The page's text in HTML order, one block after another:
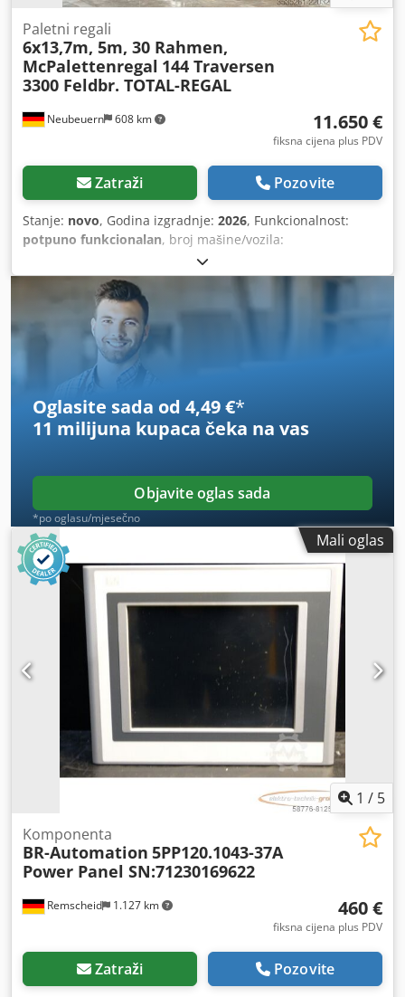
Neubeuern 608 km
Paletni regali
6x13,7m, 5m, 30 Rahmen,
McPalettenregal 144 Traversen
3300 Feldbr. TOTAL-REGAL
11.650 €
fiksna cijena plus PDV
Zatraži Pozovite
Stanje: novo, Godina izgradnje: 2026, Funkcionalnost:
potpuno funkcionalan, broj mašine/vozila:
, nosivost po skladišnom odjeljku:
kg, ukupna dužina:82.200 mm, ukupna visina:5.000 mm,
razmak između stubova:
, broj redova polica: , slobodni raspon: 3.300 mm
visina okvira:5.000 mm
opterećenje po paru rešetkastih nosača (maks.):
duljina police:
13.700 mm
Oglasite sada od 4,49 €*
11 milijuna kupaca čeka na vas
Objavite oglas sada
*po oglasu/mjesečno
Mali oglas
1 / 5
Remscheid 1.127 km
Komponenta
BR-Automation 5PP120.1043-37A
Power Panel SN:71230169622
460 €
fiksna cijena plus PDV
Zatraži Pozovite